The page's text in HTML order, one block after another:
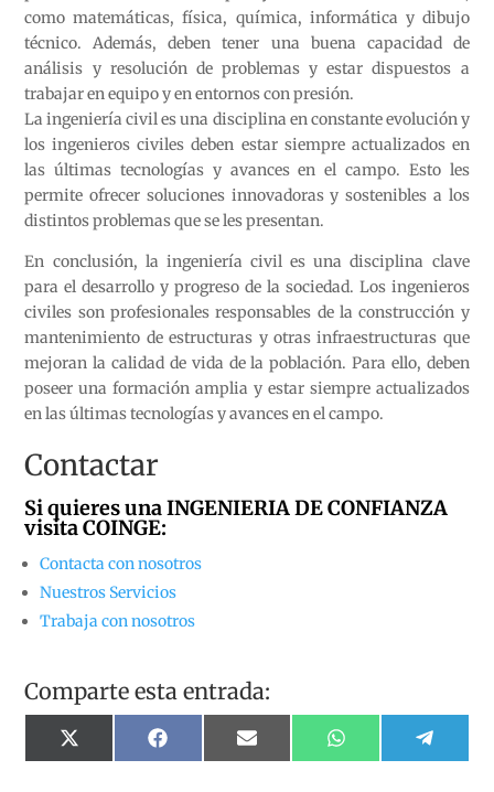
como matemáticas, física, química, informática y dibujo
técnico. Además, deben tener una buena capacidad de
análisis y resolución de problemas y estar dispuestos a
trabajar en equipo y en entornos con presión.
La ingeniería civil es una disciplina en constante evolución y
los ingenieros civiles deben estar siempre actualizados en
las últimas tecnologías y avances en el campo. Esto les
permite ofrecer soluciones innovadoras y sostenibles a los
distintos problemas que se les presentan.
En conclusión, la ingeniería civil es una disciplina clave
para el desarrollo y progreso de la sociedad. Los ingenieros
civiles son profesionales responsables de la construcción y
mantenimiento de estructuras y otras infraestructuras que
mejoran la calidad de vida de la población. Para ello, deben
poseer una formación amplia y estar siempre actualizados
en las últimas tecnologías y avances en el campo.
Contactar
Si quieres una INGENIERIA DE CONFIANZA
visitaCOINGE:
Contacta con nosotros
Nuestros Servicios
Trabaja con nosotros
Comparte esta entrada:
Compartir
en
X
(Twitter)
Compartir
en
Facebook Compartir
en
Email Compartir
en
WhatsApp
en